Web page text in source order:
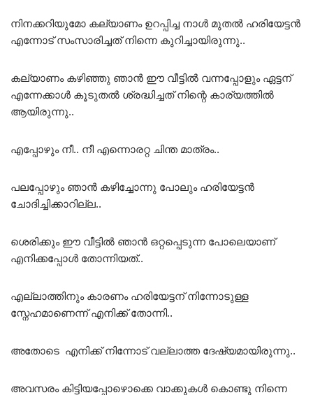
നിനക്കറിയുമോ കല്യാണം ഉറപ്പിച്ച നാൾ മുതൽ ഹരിയേട്ടൻ
എന്നോട് സംസാരിച്ചത് നിന്നെ കുറിച്ചായിരുന്നു..
കല്യാണം കഴിഞ്ഞു ഞാൻ ഈ വീട്ടിൽ വന്നപ്പോളും ഏട്ടന്
എന്നേക്കാൾ കൂടുതൽ ശ്രദ്ധിച്ചത് നിന്റെ കാര്യത്തിൽ
ആയിരുന്നു..
എപ്പോഴും നീ.. നീ എന്നൊരറ്റ ചിന്ത മാത്രം..
പലപ്പോഴും ഞാൻ കഴിച്ചോന്നു പോലും ഹരിയേട്ടൻ
ചോദിച്ചിക്കാറില്ല..
ശെരിക്കും ഈ വീട്ടിൽ ഞാൻ ഒറ്റപ്പെടുന്ന പോലെയാണ്
എനിക്കപ്പോൾ തോന്നിയത്..
എല്ലാത്തിനും കാരണം ഹരിയേട്ടന് നിന്നോടുള്ള
സ്നേഹമാണെന്ന് എനിക്ക് തോന്നി..
അതോടെ എനിക്ക് നിന്നോട് വല്ലാത്ത ദേഷ്യമായിരുന്നു..
അവസരം കിട്ടിയപ്പോഴൊക്കെ വാക്കുകൾ കൊണ്ടു നിന്നെ